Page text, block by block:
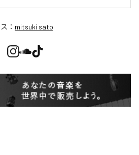
： mitsuki sato